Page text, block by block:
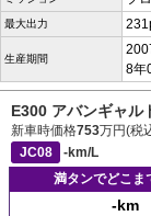
最大出力
生産期間
8年
E300 アバンギャル
新車時価格753万円(税
JC08
-km/L
満タンでどこま
-km